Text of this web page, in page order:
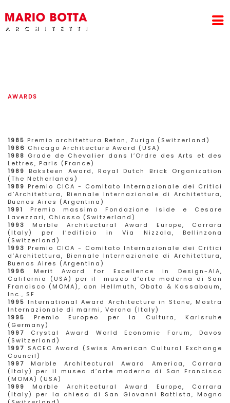
AWARDS
1985 Premio architettura Beton, Zurigo (Switzerland)
1986 Chicago Architecture Award (USA)
1988 Grade de Chevalier dans l’Ordre des Arts et des
Lettres, Paris (France)
1989 Baksteen Award, Royal Dutch Brick Organization
(The Netherlands)
1989 Premio CICA - Comitato Internazionale dei Critici
d’Architettura, Biennale Internazionale di Architettura,
Buenos Aires (Argentina)
1991 Premio massimo Fondazione Iside e Cesare
Lavezzari, Chiasso (Switzerland)
1993 Marble Architectural Award Europe, Carrara
(Italy) per l’edificio in Via Nizzola, Bellinzona
(Switzerland)
1993 Premio CICA - Comitato Internazionale dei Critici
d’Architettura, Biennale Internazionale di Architettura,
Buenos Aires (Argentina)
1996 Merit Award for Excellence in Design-AIA,
California (USA) per il museo d’arte moderna di San
Francisco (MOMA), con Hellmuth, Obata & Kassabaum,
Inc., SF
1995 International Award Architecture in Stone, Mostra
Internazionale di marmi, Verona (Italy)
1995 Premio Europeo per la Cultura, Karlsruhe
(Germany)
1997 Crystal Award World Economic Forum, Davos
(Switzerland)
1997 SACEC Award (Swiss American Cultural Exchange
Council)
1997 Marble Architectural Award America, Carrara
(Italy) per il museo d’arte moderna di San Francisco
(MOMA) (USA)
1999 Marble Architectural Award Europe, Carrara
(Italy) per la chiesa di San Giovanni Battista, Mogno